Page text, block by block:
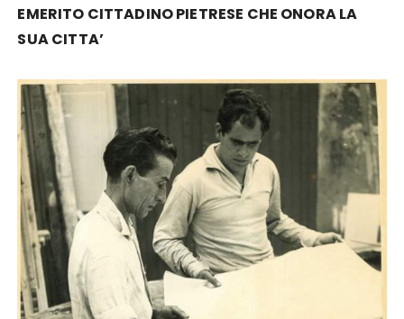
EMERITO CITTADINO PIETRESE CHE ONORA LA
SUA CITTA’